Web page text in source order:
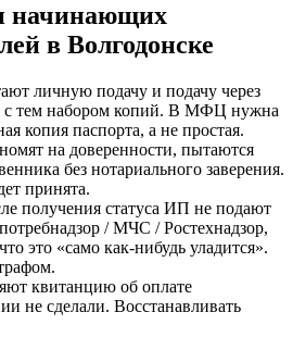
начинающих
в Волгодонске
личную подачу и подачу через
тем набором копий. В МФЦ нужна
копия паспорта, а не простая.
на доверенности, пытаются
без нотариального заверения.
принята.
получения статуса ИП не подают
/ МЧС / Ростехнадзор,
это «само как-нибудь уладится».
квитанцию об оплате
не сделали. Восстанавливать